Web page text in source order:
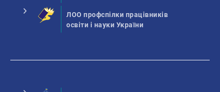
ЛОО профспілки працівників
освіти і науки України